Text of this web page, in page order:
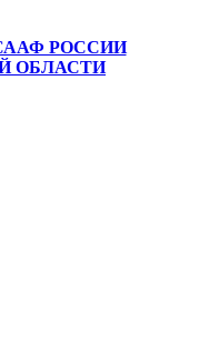
РОССИИ
ОБЛАСТИ